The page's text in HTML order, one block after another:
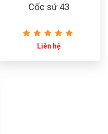
Cốc sứ 43
Liên hệ